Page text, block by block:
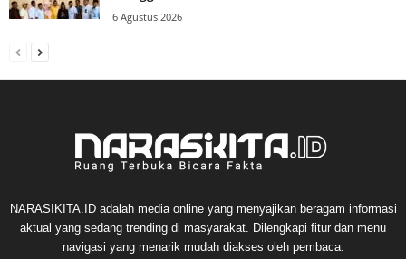
6 Agustus 2026
NARASIKITA.ID adalah media online yang menyajikan beragam informasi
aktual yang sedang trending di masyarakat. Dilengkapi fitur dan menu
navigasi yang menarik mudah diakses oleh pembaca.